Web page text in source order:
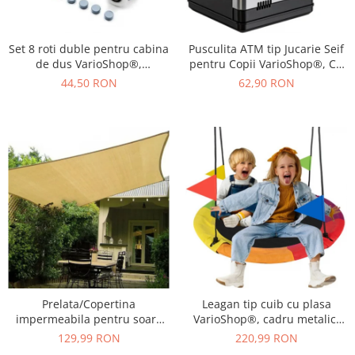
Set 8 roti duble pentru cabina
de dus VarioShop®,
universale, rulmenti tip easy
44,50 RON
Pusculita ATM tip Jucarie Seif
pentru Copii VarioShop®, Cu
lumina si Sunet, Deschidere
62,90 RON
Prelata/Copertina
impermeabila pentru soare
VarioShop®, cu protectie UV,
129,99 RON
Leagan tip cuib cu plasa
VarioShop®, cadru metalic,
rezistent la conditiile
220,99 RON